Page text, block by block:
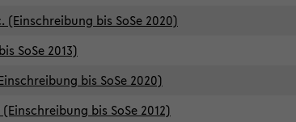
bis SoSe 2020)
SoSe 2013)
bis SoSe 2020)
bis SoSe 2012)